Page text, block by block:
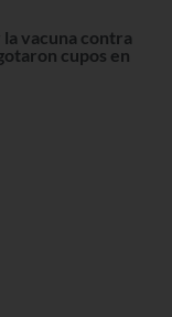
vacuna contra
cupos en